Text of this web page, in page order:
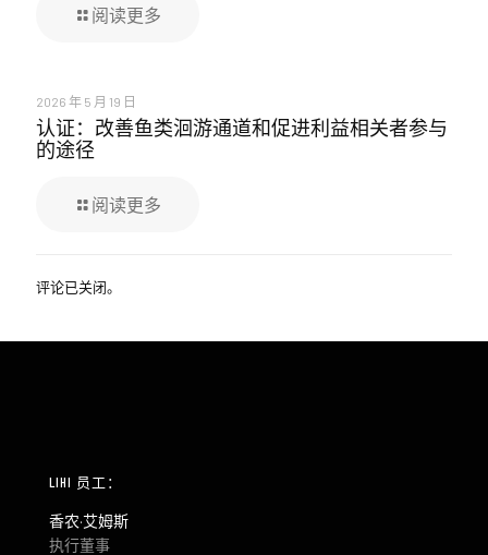
阅读更多
2026 年 5 月 19 日
认证：改善鱼类洄游通道和促进利益相关者参与
的途径
阅读更多
评论已关闭。
LIHI 员工：
香农·艾姆斯
执行董事